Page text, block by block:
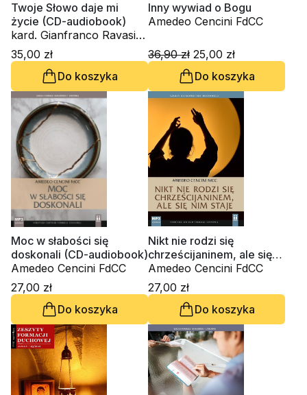
Twoje Słowo daje mi
życie (CD-audiobook)
kard. Gianfranco Ravasi,
kardynał Grzegorz Ryś,
Amedeo Cencini FdCC, ks.
Waldemar Chrostowski,
Innocenzo Gargano
OSBCam., Danuta
Piekarz, Marko Ivan
Rupnik SJ
35,00 zł
Do koszyka
Inny wywiad o Bogu
Amedeo Cencini FdCC
36,90 zł 25,00 zł
Do koszyka
Moc w słabości się
doskonali (CD-audiobook)
Amedeo Cencini FdCC
27,00 zł
Do koszyka
Nikt nie rodzi się
chrześcijaninem, ale się
nim staje (CD-audiobook)
Amedeo Cencini FdCC
27,00 zł
Do koszyka